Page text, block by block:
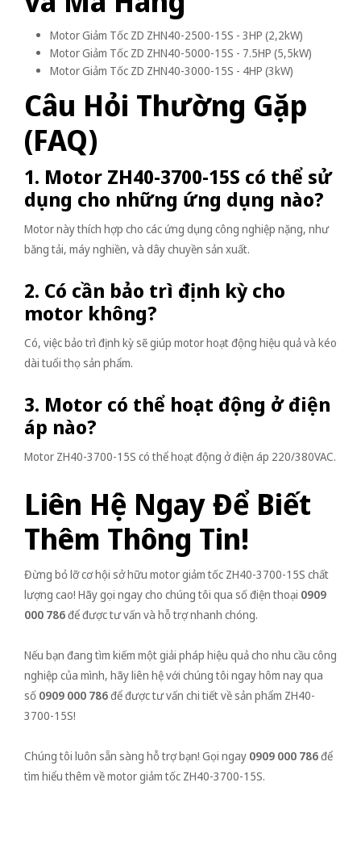
Motor Giảm Tốc ZD ZHN40-2500-15S - 3HP (2,2kW)
Motor Giảm Tốc ZD ZHN40-5000-15S - 7.5HP (5,5kW)
Motor Giảm Tốc ZD ZHN40-3000-15S - 4HP (3kW)
Câu Hỏi Thường Gặp
(FAQ)
1. Motor ZH40-3700-15S có thể sử
dụng cho những ứng dụng nào?
Motor này thích hợp cho các ứng dụng công nghiệp nặng, như
băng tải, máy nghiền, và dây chuyền sản xuất.
2. Có cần bảo trì định kỳ cho
motor không?
Có, việc bảo trì định kỳ sẽ giúp motor hoạt động hiệu quả và kéo
dài tuổi thọ sản phẩm.
3. Motor có thể hoạt động ở điện
áp nào?
Motor ZH40-3700-15S có thể hoạt động ở điện áp 220/380VAC.
Liên Hệ Ngay Để Biết
Thêm Thông Tin!
Đừng bỏ lỡ cơ hội sở hữu motor giảm tốc ZH40-3700-15S chất
lượng cao! Hãy gọi ngay cho chúng tôi qua số điện thoại 0909
000 786để được tư vấn và hỗ trợ nhanh chóng.
Nếu bạn đang tìm kiếm một giải pháp hiệu quả cho nhu cầu công
nghiệp của mình, hãy liên hệ với chúng tôi ngay hôm nay qua
số 0909 000 786để được tư vấn chi tiết về sản phẩm ZH40-
3700-15S!
Chúng tôi luôn sẵn sàng hỗ trợ bạn! Gọi ngay 0909 000 786để
tìm hiểu thêm về motor giảm tốc ZH40-3700-15S.